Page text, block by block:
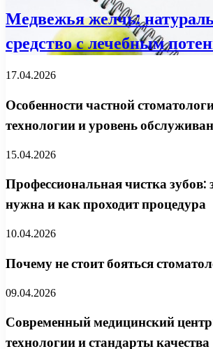
Медвежья желчь:
средство с лечебным
17.04.2026
Особенности частной
технологии и уровень
15.04.2026
Профессиональная чистка зубов:
нужна и как проходит процедура
10.04.2026
Почему не стоит бояться
09.04.2026
Современный медицинский
технологии и стандарты качества